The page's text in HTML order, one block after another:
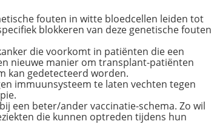
fouten in witte bloedcellen leiden tot
blokkeren van deze genetische fouten
die voorkomt in patiënten die een
nieuwe manier om transplant-patiënten
kan gedetecteerd worden.
immuunsysteem te laten vechten tegen
een beter/ander vaccinatie-schema. Zo wil
die kunnen optreden tijdens hun